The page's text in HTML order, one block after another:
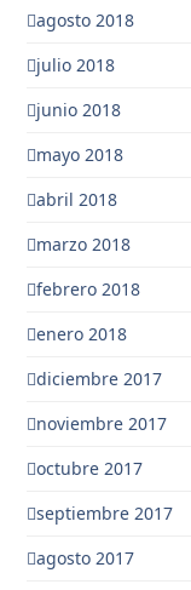
agosto 2018
julio 2018
junio 2018
mayo 2018
abril 2018
marzo 2018
febrero 2018
enero 2018
diciembre 2017
noviembre 2017
octubre 2017
septiembre 2017
agosto 2017